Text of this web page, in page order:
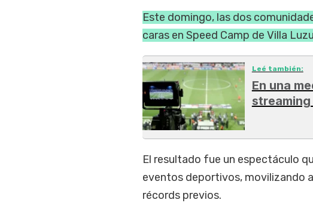
Este domingo, las dos
caras en Speed Camp de Villa
Leé también:
En una
El resultado fue un espectáculo
eventos deportivos, movilizando
récords previos.